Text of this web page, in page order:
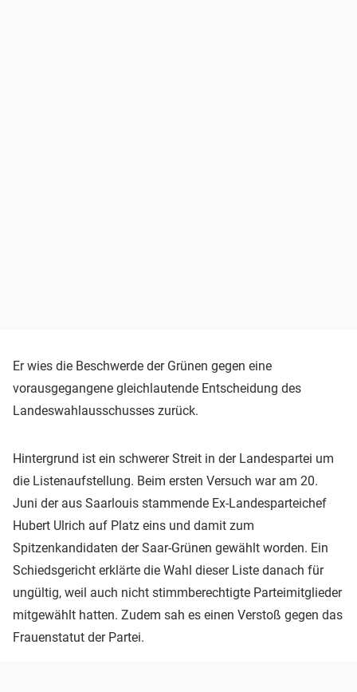
Er wies die Beschwerde der Grünen gegen eine
vorausgegangene gleichlautende Entscheidung des
Landeswahlausschusses zurück.
Hintergrund ist ein schwerer Streit in der Landespartei um
die Listenaufstellung. Beim ersten Versuch war am 20.
Juni der aus Saarlouis stammende Ex-Landesparteichef
Hubert Ulrich auf Platz eins und damit zum
Spitzenkandidaten der Saar-Grünen gewählt worden. Ein
Schiedsgericht erklärte die Wahl dieser Liste danach für
ungültig, weil auch nicht stimmberechtigte Parteimitglieder
mitgewählt hatten. Zudem sah es einen Verstoß gegen das
Frauenstatut der Partei.